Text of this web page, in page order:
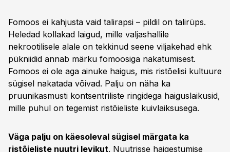
Fomoos ei kahjusta vaid talirapsi – pildil on talirüps.
Heledad kollakad laigud, mille valjashallile
nekrootilisele alale on tekkinud seene viljakehad ehk
pükniidid annab märku fomoosiga nakatumisest.
Fomoos ei ole aga ainuke haigus, mis ristõelisi kultuure
sügisel nakatada võivad. Palju on näha ka
pruunikasmusti kontsentriliste ringidega haiguslaikusid,
mille puhul on tegemist ristõieliste kuivlaiksusega.
Väga palju on käesoleval sügisel märgata ka
ristõieliste nuutri levikut. Nuutrisse haigestumise